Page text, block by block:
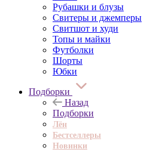
Рубашки и блузы
Свитеры и джемперы
Свитшот и худи
Топы и майки
Футболки
Шорты
Юбки
Подборки
Назад
Подборки
Лён
Бестселлеры
Новинки